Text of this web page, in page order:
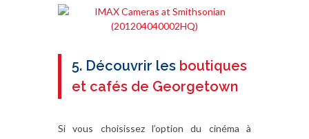
5. Découvrir les boutiques
et cafés de Georgetown
Si vous choisissez l’option du cinéma à